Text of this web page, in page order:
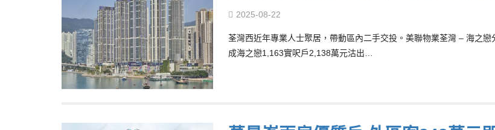
2025-08-22
荃灣西近年專業人士聚居，帶動區內二手交投。美聯物業荃灣 – 海之
成海之戀1,163實呎戶2,138萬元沽出…